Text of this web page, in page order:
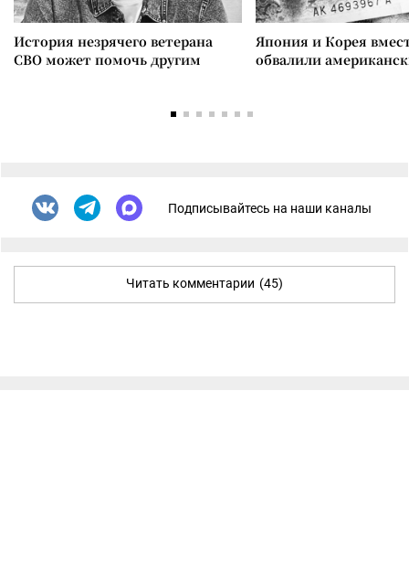
История незрячего ветерана
СВО может помочь другим
Япония и Корея
обвалили
Подписывайтесь на наши каналы
Читать комментарии (45)